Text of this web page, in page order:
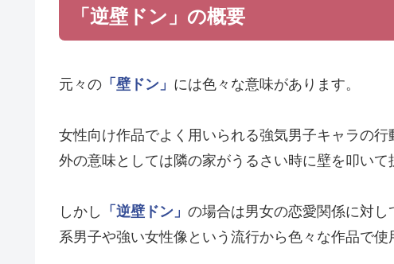
「逆壁ドン」の概要
元々の 「壁ドン」 には色々な意味があります。
女性向け作品でよく用いられる強気男子キャラの
外の意味としては隣の家がうるさい時に壁を叩いて
しかし 「逆壁ドン」 の場合は男女の恋愛関係に対
系男子や強い女性像という流行から色々な作品で使